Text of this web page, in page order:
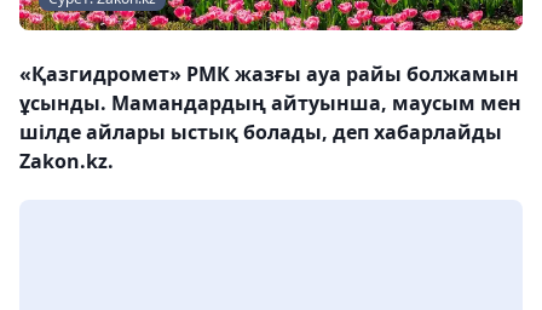
«Қазгидромет» РМК жазғы ауа райы болжамын
ұсынды. Мамандардың айтуынша, маусым мен
шілде айлары ыстық болады, деп хабарлайды
Zakon.kz.